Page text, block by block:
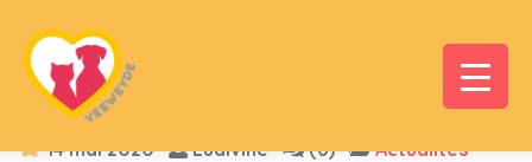
14 mai 2020 Ludivine (6) Actualités